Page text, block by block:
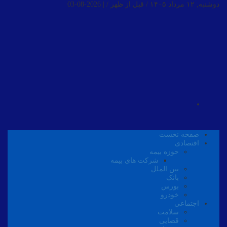
دوشنبه, ۱۲ مرداد ۱۴۰۵ / قبل از ظهر / 2026-08-03
صفحه نخست
اقتصادی
حوزه بیمه
شرکت های بیمه
بین الملل
بانک
بورس
خودرو
اجتماعی
سلامت
قضایی